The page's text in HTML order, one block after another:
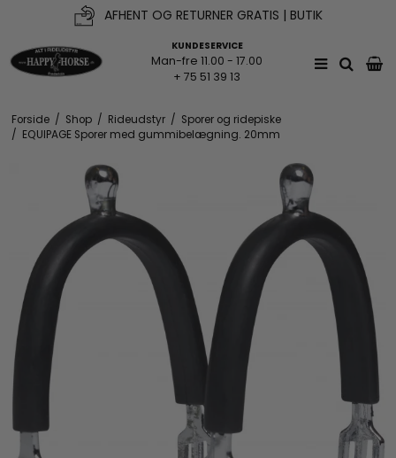
AFHENT OG RETURNER GRATIS | BUTIK
KUNDESERVICE
Man-fre 11.00 - 17.00
+ 75 51 39 13
Forside / Shop / Rideudstyr / Sporer og ridepiske
/ EQUIPAGE Sporer med gummibelægning. 20mm